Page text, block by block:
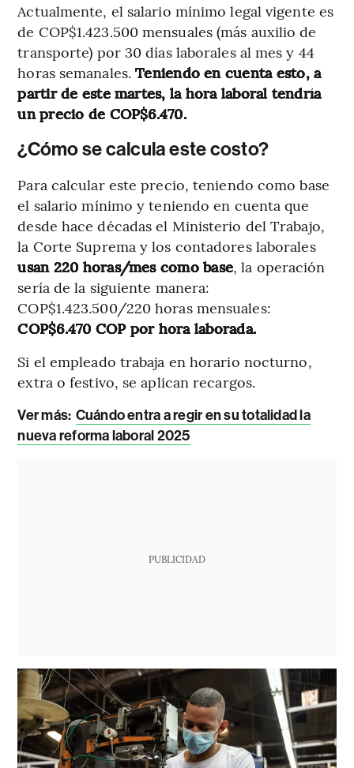
Actualmente, el salario mínimo legal vigente es
de COP$1.423.500 mensuales (más auxilio de
transporte) por 30 días laborales al mes y 44
horas semanales.Teniendo en cuenta esto, a
partir de este martes, la hora laboral tendría
un precio de COP$6.470.
¿Cómo se calcula este costo?
Para calcular este precio, teniendo como base
el salario mínimo y teniendo en cuenta que
desde hace décadas el Ministerio del Trabajo,
la Corte Suprema y los contadores laborales
usan 220 horas/mes como base, la operación
sería de la siguiente manera:
COP$1.423.500/220 horas mensuales:
COP$6.470 COP por hora laborada.
Si el empleado trabaja en horario nocturno,
extra o festivo, se aplican recargos.
Ver más: Cuándo entra a regir en su totalidad la
nueva reforma laboral 2025
PUBLICIDAD